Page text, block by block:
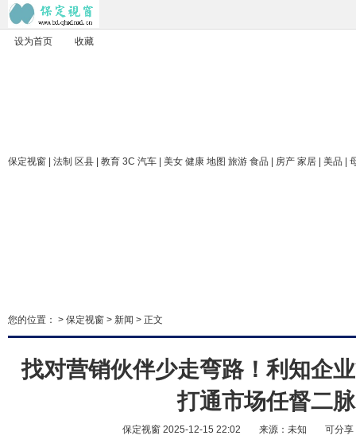
设为首页 收藏
保定视窗 | 法制 区县 | 教育 3C 汽车 | 美女 健康 地图 旅游 食品 | 房产 家居 | 美品 |
您的位置： > 保定视窗 > 新闻 > 正文
找对营销伙伴少走弯路！利知企
打通市场任督二脉
保定视窗 2025-12-15 22:02 来源：未知 可分享